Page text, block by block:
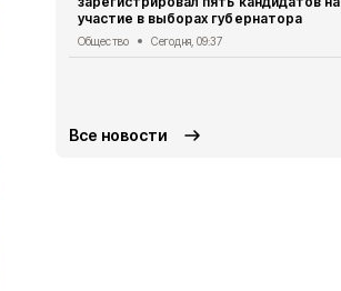
участие в выборах губернатора
Общество Сегодня, 09:37
Все новости